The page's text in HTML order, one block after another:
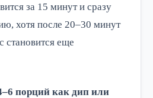
за 15 минут и сразу
хотя после 20–30 минут
становится еще
порций как дип или